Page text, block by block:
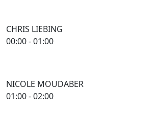
CHRIS LIEBING
00:00 - 01:00
NICOLE MOUDABER
01:00 - 02:00